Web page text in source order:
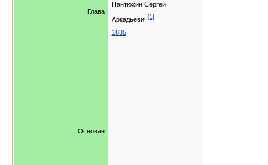
Глава
Пантюхин Сергей
Аркадьевич [1]
Основан
1835